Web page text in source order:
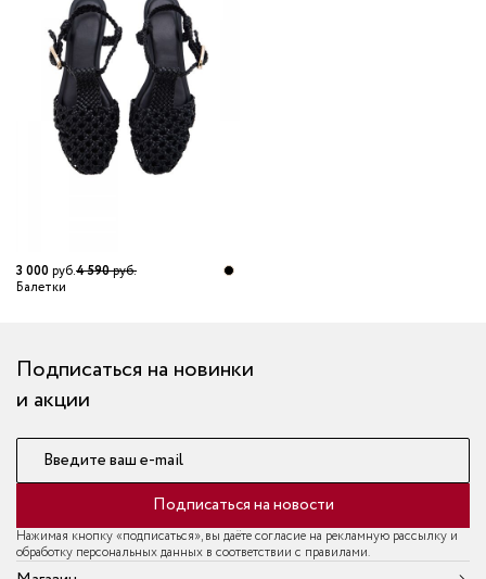
3 000руб.4 590руб.
Балетки
Подписаться на новинки
и акции
Введите ваш e-mail
Подписаться на новости
Нажимая кнопку «подписаться», вы даёте согласие на рекламную рассылку и
обработку персональных данных в соответствии с правилами.